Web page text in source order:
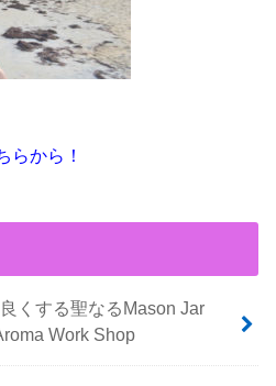
らから！
くする聖なるMason Jar
Work Shop